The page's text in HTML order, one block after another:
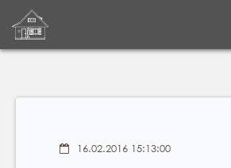
16.02.2016 15:13:00